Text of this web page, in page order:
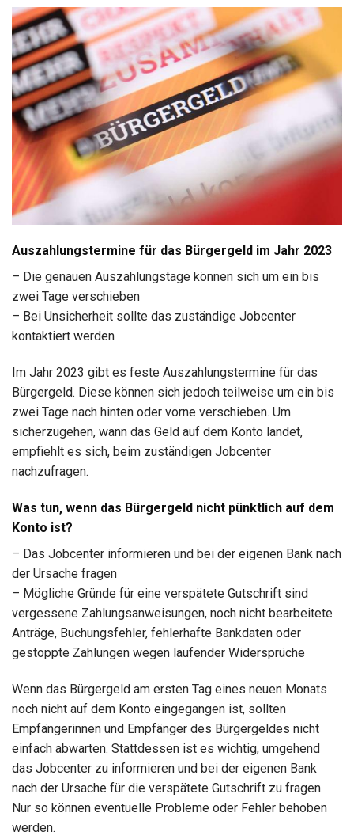
Auszahlungstermine für das Bürgergeld im Jahr 2023
– Die genauen Auszahlungstage können sich um ein bis
zwei Tage verschieben
– Bei Unsicherheit sollte das zuständige Jobcenter
kontaktiert werden
Im Jahr 2023 gibt es feste Auszahlungstermine für das
Bürgergeld. Diese können sich jedoch teilweise um ein bis
zwei Tage nach hinten oder vorne verschieben. Um
sicherzugehen, wann das Geld auf dem Konto landet,
empfiehlt es sich, beim zuständigen Jobcenter
nachzufragen.
Was tun, wenn das Bürgergeld nicht pünktlich auf dem
Konto ist?
– Das Jobcenter informieren und bei der eigenen Bank nach
der Ursache fragen
– Mögliche Gründe für eine verspätete Gutschrift sind
vergessene Zahlungsanweisungen, noch nicht bearbeitete
Anträge, Buchungsfehler, fehlerhafte Bankdaten oder
gestoppte Zahlungen wegen laufender Widersprüche
Wenn das Bürgergeld am ersten Tag eines neuen Monats
noch nicht auf dem Konto eingegangen ist, sollten
Empfängerinnen und Empfänger des Bürgergeldes nicht
einfach abwarten. Stattdessen ist es wichtig, umgehend
das Jobcenter zu informieren und bei der eigenen Bank
nach der Ursache für die verspätete Gutschrift zu fragen.
Nur so können eventuelle Probleme oder Fehler behoben
werden.